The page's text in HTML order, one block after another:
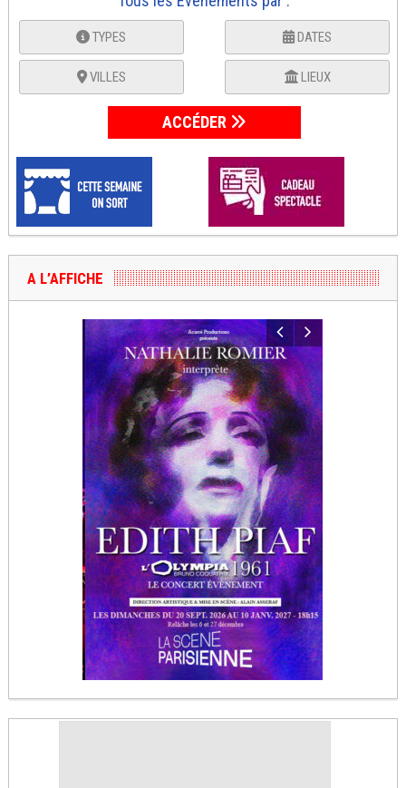
TYPES DATES
VILLES LIEUX
ACCÉDER
A L’AFFICHE